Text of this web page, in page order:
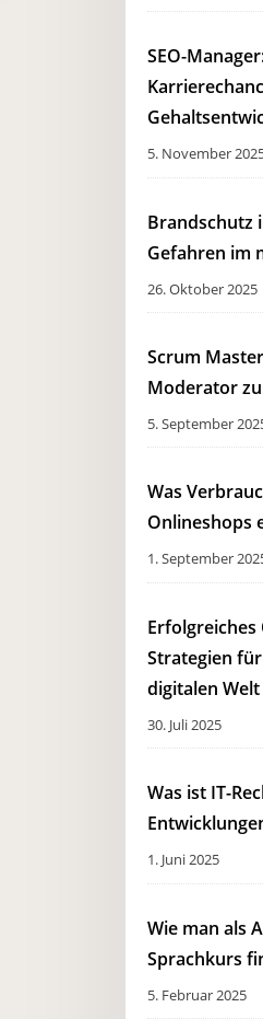
SEO-
5. November
Brandschutz
Gefahren im
26. Oktober 2025
Scrum
Moderator
5. September
Was
Onlineshops
1. September
Strategien
digitalen Welt
30. Juli 2025
Was ist IT-
1. Juni 2025
Wie man als
Sprachkurs
5. Februar 2025